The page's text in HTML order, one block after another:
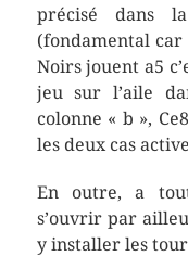
précisé dans
(fondamental car
Noirs jouent a5
jeu sur l’aile
colonne « b »,
les deux cas
En outre, a
s’ouvrir par
y installer les